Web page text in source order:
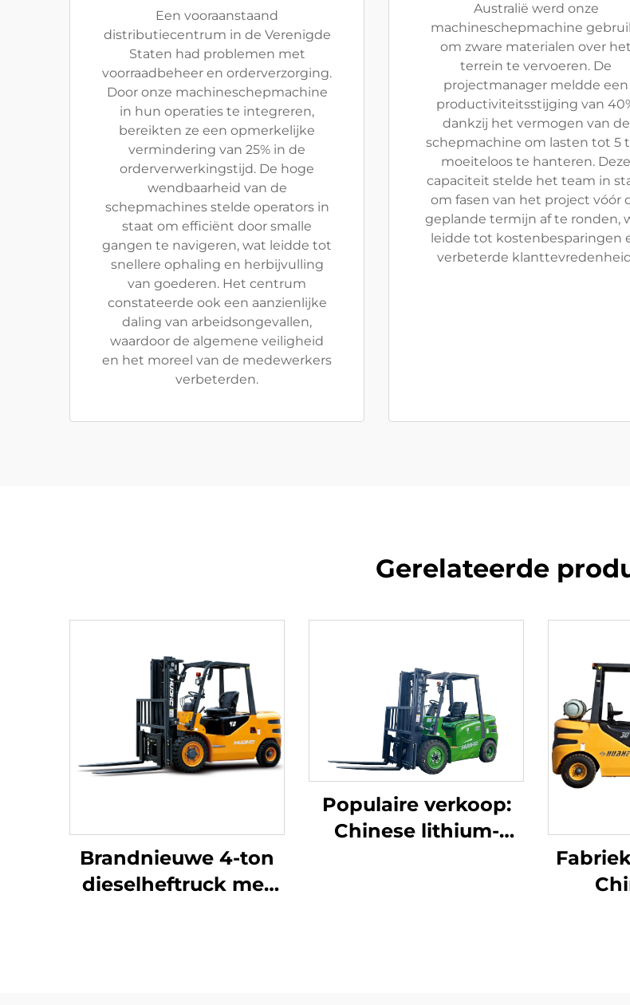
Een vooraanstaand
distributiecentrum in de Verenigde
Staten had problemen met
voorraadbeheer en orderverzorging.
Door onze machineschepmachine
in hun operaties te integreren,
bereikten ze een opmerkelijke
vermindering van 25% in de
orderverwerkingstijd. De hoge
wendbaarheid van de
schepmachines stelde operators in
staat om efficiënt door smalle
gangen te navigeren, wat leidde tot
snellere ophaling en herbijvulling
van goederen. Het centrum
constateerde ook een aanzienlijke
daling van arbeidsongevallen,
waardoor de algemene veiligheid
en het moreel van de medewerkers
verbeterden.
Australië werd onze
machineschepmachine
om zware materialen over het
terrein te vervoeren. De
projectmanager meldde een
productiviteitsstijging van
dankzij het vermogen van de
schepmachine om lasten tot 5
moeiteloos te hanteren. Deze
capaciteit stelde het team in
om fasen van het project vóór
geplande termijn af te ronden,
leidde tot kostenbesparingen
verbeterde
Gerelateerde
Brandnieuwe 4-ton
dieselheftruck met
Populaire verkoop:
Chinese lithium-